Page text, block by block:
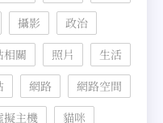
攝影
政治
相關 照片
生活
網路
網路空間
擬主機 貓咪